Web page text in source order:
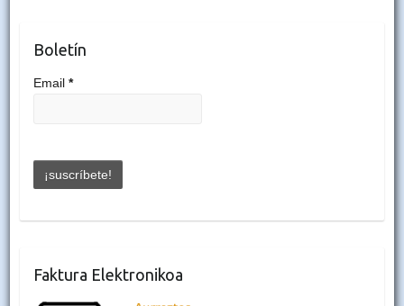
Boletín
Email *
Faktura Elektronikoa